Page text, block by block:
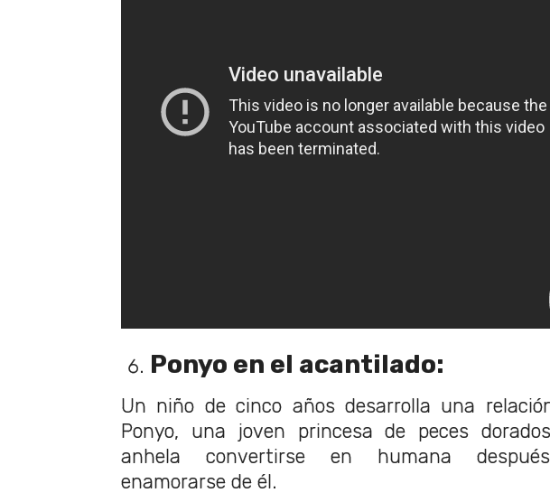
Ponyo en el acantilado:
Un niño de cinco años desarrolla una
Ponyo, una joven princesa de peces
anhela convertirse en humana
enamorarse de él.